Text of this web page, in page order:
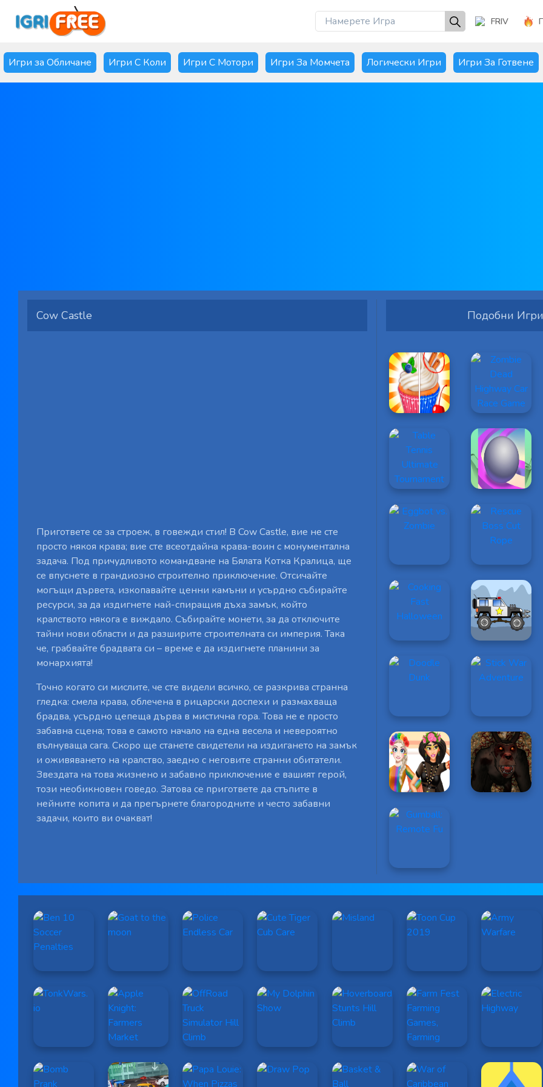
FRIV
Игри за Обличане Игри С Коли Игри С Мотори Игри За Момчета Логически Игри Игри За Готвене
Cow Castle
Пригответе се за строеж, в говежди стил! В Cow Castle, вие не сте
просто някоя крава; вие сте всеотдайна крава-воин с монументална
задача. Под причудливото командване на Бялата Котка Кралица, ще
се впуснете в грандиозно строително приключение. Отсичайте
могъщи дървета, изкопавайте ценни камъни и усърдно събирайте
ресурси, за да издигнете най-спиращия дъха замък, който
кралството някога е виждало. Събирайте монети, за да отключите
тайни нови области и да разширите строителната си империя. Така
че, грабвайте брадвата си – време е да издигнете планини за
монархията!
Точно когато си мислите, че сте видели всичко, се разкрива странна
гледка: смела крава, облечена в рицарски доспехи и размахваща
брадва, усърдно цепеща дърва в мистична гора. Това не е просто
забавна сцена; това е самото начало на една весела и невероятно
вълнуваща сага. Скоро ще станете свидетели на издигането на замък
и оживяването на кралство, заедно с неговите странни обитатели.
Звездата на това жизнено и забавно приключение е вашият герой,
този необикновен говедо. Затова се пригответе да стъпите в
нейните копита и да прегърнете благородните и често забавни
задачи, които ви очакват!
Подобни Игри